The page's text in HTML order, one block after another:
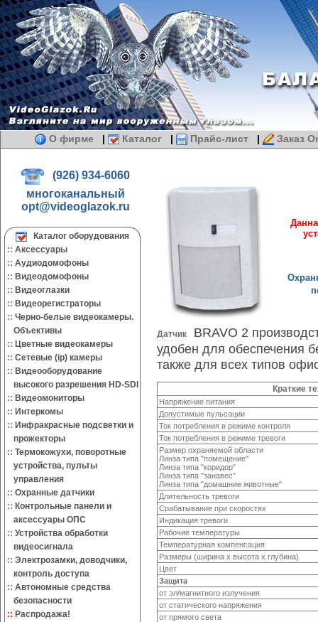
О фирме | Каталог | Прайс-лист | Заказ
(926) 934-6060
многоканальный
opt@videoglazok.ru
Каталог оборудования
:: Аксессуары
:: Аудиодомофоны
:: Видеодомофоны
:: Видеоглазки
:: Видеорегистраторы
:: Черно-белые видеокамеры.
Объективы
:: Цветные видеокамеры
:: Сетевые (ip) камеры
:: Видеооборудование
высокого разрешения HD-SDI
:: Видеомониторы
:: Интеркомы
:: Инфракрасные подсветки и
прожекторы
:: Термокожухи, поворотные
устройства, пульты
управления
:: Охранные датчики
:: Контрольные панели и
аксессуары ОПС
:: Устройства обработки
видеосигнала
:: Электрозамки, доводчики,
контроль доступа
:: Автономные средства
безопасности
:: Распродажа!
Датчик
BRAVO 2
удобен для обеспечения
также для всех типов
Краткие
Напряжение питания
Допустимые пульсации
Ток потребления в режиме контроля
Ток потребления в режиме тревоги
Размер охраняемой области
Линза типа "помещение"
Линза типа "коридор"
Линза типа "занавес"
Линза типа "домашние животные"
Длительность тревоги
Срабатывание при скоростях
Индикация тревоги
Рабочие температуры
Температурная компенсация
Размеры (ширина x высота x глубина)
Цвет
Защита
от эл/магнитного излучения
от статического напряжения
от прямого света